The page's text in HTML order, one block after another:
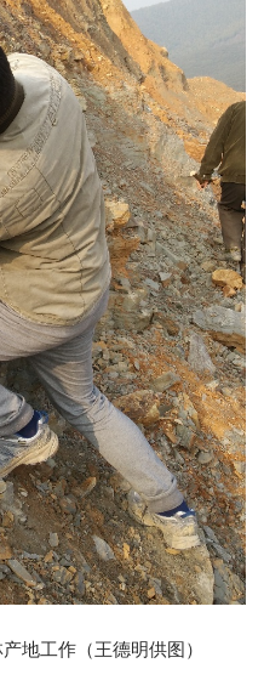
地工作（王德明供图）